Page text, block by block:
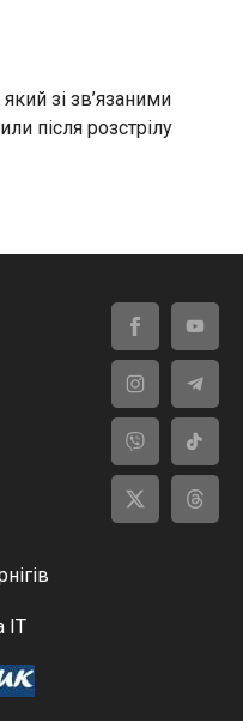
зі зв’язаними
після розстрілу
ІТ